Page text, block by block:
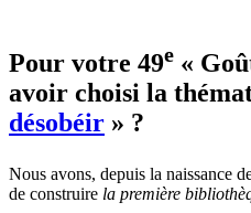
Pour votre 49e «
avoir choisi la
désobéir » ?
Nous avons, depuis la naissance
de construire la première